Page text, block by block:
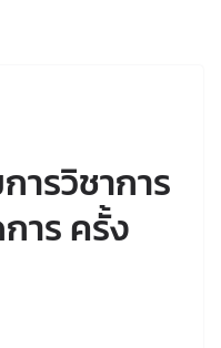
ารวิชาการ
าร ครั้ง